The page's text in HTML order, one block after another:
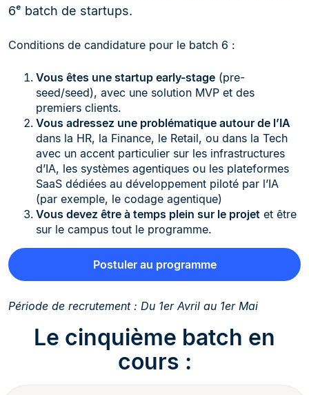
6ᵉ batch de startups.
Conditions de candidature pour le batch 6 :
Vous êtes une startup early-stage (pre-
seed/seed), avec une solution MVP et des
premiers clients.
Vous adressez une problématique autour de l’IA
dans la HR, la Finance, le Retail, ou dans la Tech
avec un accent particulier sur les infrastructures
d’IA, les systèmes agentiques ou les plateformes
SaaS dédiées au développement piloté par l’IA
(par exemple, le codage agentique)
Vous devez être à temps plein sur le projet et être
sur le campus tout le programme.
Postuler au programme
Période de recrutement : Du 1er Avril au 1er Mai
Le cinquième batch en
cours :